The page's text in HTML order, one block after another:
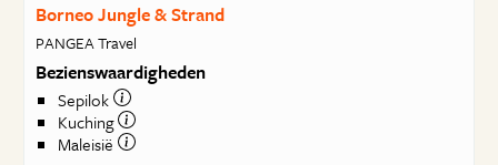
Borneo Jungle & Strand
PANGEA Travel
Bezienswaardigheden
Sepilok
Kuching
Maleisië